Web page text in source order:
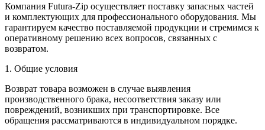
Компания Futura-Zip осуществляет поставку запасных частей
и комплектующих для профессионального оборудования. Мы
гарантируем качество поставляемой продукции и стремимся к
оперативному решению всех вопросов, связанных с
возвратом.
1. Общие условия
Возврат товара возможен в случае выявления
производственного брака, несоответствия заказу или
повреждений, возникших при транспортировке. Все
обращения рассматриваются в индивидуальном порядке.